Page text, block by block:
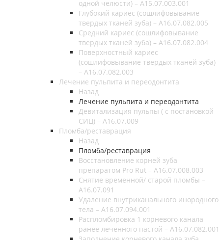
одной челюсти) – A15.07.003.001
Глубокий кариес (сошлифовывание
твердых тканей зуба) – А16.07.082.005
Средний кариес (сошлифовывание
твердых тканей зуба) – А16.07.082.004
Поверхностный кариес
(сошлифовывание твердых тканей зуба)
– А16.07.082.003
Лечение пульпита и переодонтита
Назад
Лечение пульпита и переодонтита
Девитализация пульпы ( с постановкой
СИЦ) – A16.07.009
Пломба/реставрация
Назад
Пломба/реставрация
Восстановление корней зуба
препаратом Pro Rut – A16.07.008.003
Снятие временной/ старой пломбы –
A16.07.091
Удаление внутриканального инородного
тела – A16.07.094.001
Распломбировка 1 корневого канала
ранее леченного пастой – A16.07.082.001